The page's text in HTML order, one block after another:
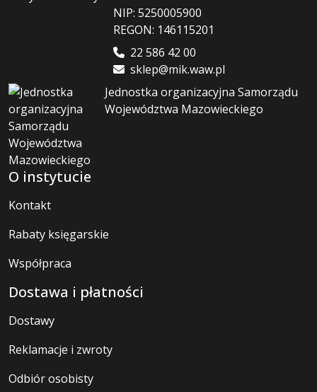
NIP: 5250005900
REGON: 146115201
22 586 42 00
sklep@mik.waw.pl
Jednostka organizacyjna Samorządu
Województwa Mazowieckiego
O instytucie
Kontakt
Rabaty księgarskie
Współpraca
Dostawa i płatności
Dostawy
Reklamacje i zwroty
Odbiór osobisty